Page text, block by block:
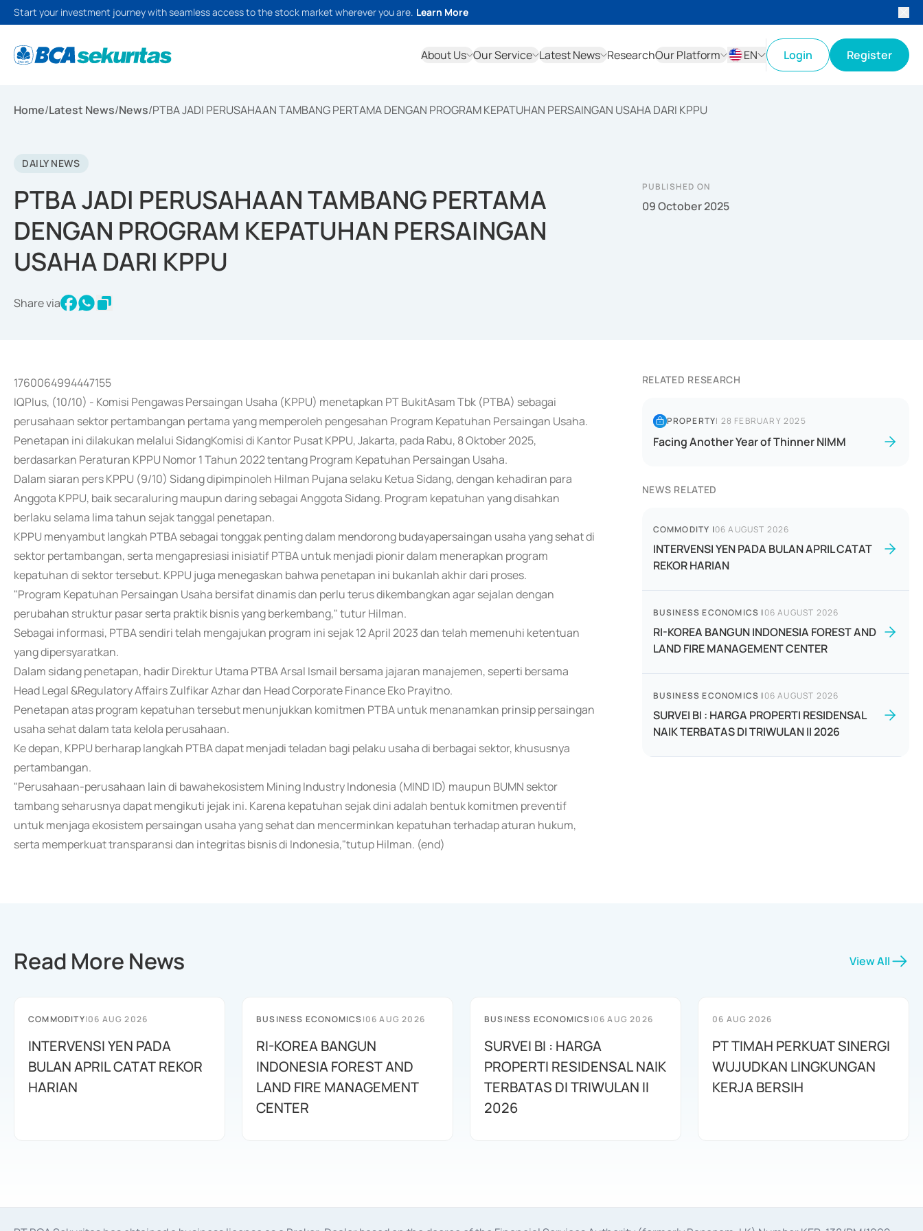
Start your investment journey with seamless access to the stock market wherever you are. Learn More
About Us Our Service Latest News ResearchOur Platform
EN
Login Register
Home/Latest News/News/PTBA JADI PERUSAHAAN TAMBANG PERTAMA DENGAN PROGRAM KEPATUHAN PERSAINGAN USAHA DARI KPPU
DAILY NEWS
PTBA JADI PERUSAHAAN TAMBANG PERTAMA
DENGAN PROGRAM KEPATUHAN PERSAINGAN
USAHA DARI KPPU
Share via
PUBLISHED ON
09 October 2025
1760064994447155
IQPlus, (10/10) - Komisi Pengawas Persaingan Usaha (KPPU) menetapkan PT BukitAsam Tbk (PTBA) sebagai
perusahaan sektor pertambangan pertama yang memperoleh pengesahan Program Kepatuhan Persaingan Usaha.
Penetapan ini dilakukan melalui SidangKomisi di Kantor Pusat KPPU, Jakarta, pada Rabu, 8 Oktober 2025,
berdasarkan Peraturan KPPU Nomor 1 Tahun 2022 tentang Program Kepatuhan Persaingan Usaha.
Dalam siaran pers KPPU (9/10) Sidang dipimpinoleh Hilman Pujana selaku Ketua Sidang, dengan kehadiran para
Anggota KPPU, baik secaraluring maupun daring sebagai Anggota Sidang. Program kepatuhan yang disahkan
berlaku selama lima tahun sejak tanggal penetapan.
KPPU menyambut langkah PTBA sebagai tonggak penting dalam mendorong budayapersaingan usaha yang sehat di
sektor pertambangan, serta mengapresiasi inisiatif PTBA untuk menjadi pionir dalam menerapkan program
kepatuhan di sektor tersebut. KPPU juga menegaskan bahwa penetapan ini bukanlah akhir dari proses.
"Program Kepatuhan Persaingan Usaha bersifat dinamis dan perlu terus dikembangkan agar sejalan dengan
perubahan struktur pasar serta praktik bisnis yang berkembang," tutur Hilman.
Sebagai informasi, PTBA sendiri telah mengajukan program ini sejak 12 April 2023 dan telah memenuhi ketentuan
yang dipersyaratkan.
Dalam sidang penetapan, hadir Direktur Utama PTBA Arsal Ismail bersama jajaran manajemen, seperti bersama
Head Legal &Regulatory Affairs Zulfikar Azhar dan Head Corporate Finance Eko Prayitno.
Penetapan atas program kepatuhan tersebut menunjukkan komitmen PTBA untuk menanamkan prinsip persaingan
usaha sehat dalam tata kelola perusahaan.
Ke depan, KPPU berharap langkah PTBA dapat menjadi teladan bagi pelaku usaha di berbagai sektor, khususnya
pertambangan.
"Perusahaan-perusahaan lain di bawahekosistem Mining Industry Indonesia (MIND ID) maupun BUMN sektor
tambang seharusnya dapat mengikuti jejak ini. Karena kepatuhan sejak dini adalah bentuk komitmen preventif
untuk menjaga ekosistem persaingan usaha yang sehat dan mencerminkan kepatuhan terhadap aturan hukum,
serta memperkuat transparansi dan integritas bisnis di Indonesia,"tutup Hilman. (end)
RELATED RESEARCH
PROPERTY| 28 FEBRUARY 2025
Facing Another Year of Thinner NIMM
NEWS RELATED
COMMODITY |06 AUGUST 2026
INTERVENSI YEN PADA BULAN APRIL CATAT
REKOR HARIAN
BUSINESS ECONOMICS |06 AUGUST 2026
RI-KOREA BANGUN INDONESIA FOREST AND
LAND FIRE MANAGEMENT CENTER
BUSINESS ECONOMICS |06 AUGUST 2026
SURVEI BI : HARGA PROPERTI RESIDENSAL
NAIK TERBATAS DI TRIWULAN II 2026
Read More News View All
COMMODITY|06 AUG 2026
INTERVENSI YEN PADA
BULAN APRIL CATAT REKOR
HARIAN
BUSINESS ECONOMICS|06 AUG 2026
RI-KOREA BANGUN
INDONESIA FOREST AND
LAND FIRE MANAGEMENT
CENTER
BUSINESS ECONOMICS|06 AUG 2026
SURVEI BI : HARGA
PROPERTI RESIDENSAL NAIK
TERBATAS DI TRIWULAN II
2026
06 AUG 2026
PT TIMAH PERKUAT SINERGI
WUJUDKAN LINGKUNGAN
KERJA BERSIH